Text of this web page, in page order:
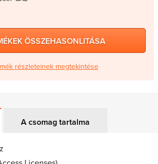
ÖSSZEHASONLITÁSA
részleteinek megtekintése
A csomag tartalma